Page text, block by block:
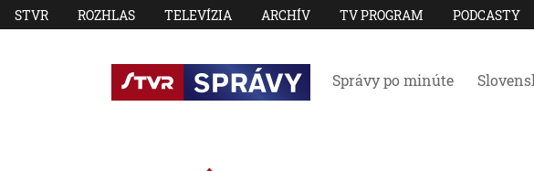
STVR ROZHLAS TELEVÍZIA ARCHÍV TV PROGRAM PODCASTY
Správy po minúte